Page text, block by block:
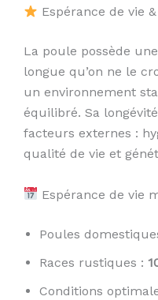
Espérance de vie
La poule possède
longue qu’on ne le
un environnement
équilibré. Sa
facteurs externes :
qualité de vie et
Espérance de vie
Poules
Races rustiques :
Conditions